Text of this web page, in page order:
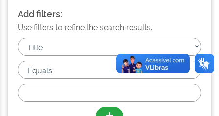
Add filters:
Use filters to refine the search results.